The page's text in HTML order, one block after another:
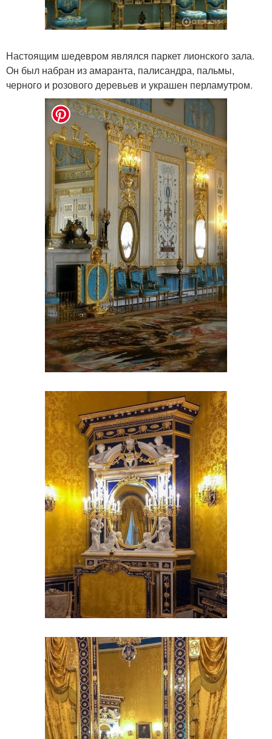
Настоящим шедевром являлся паркет лионского зала.
Он был набран из амаранта, палисандра, пальмы,
черного и розового деревьев и украшен перламутром.